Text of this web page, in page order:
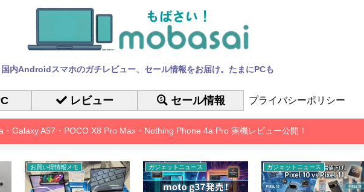
国内Androidスマホのガチレビュー、セール情報をお届け。たまにPCも
レビュー セール情報 プライバシーポリシー
・Galaxy A57・POCO X8 Pro Max・Nothing Phone 4a Pro 実機レビュー公開！
お買い得情報メモ ガジェットニュース ガジェットニュース